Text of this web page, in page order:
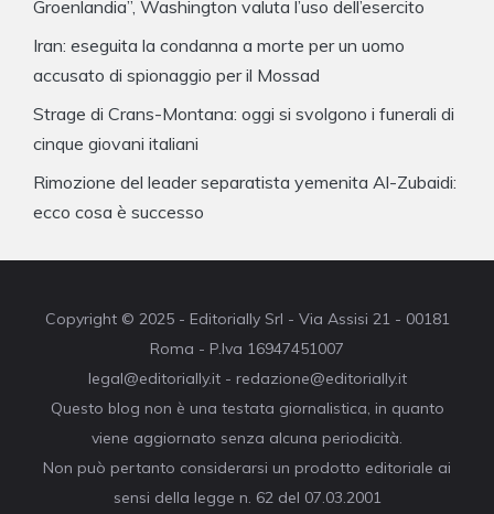
Groenlandia”, Washington valuta l’uso dell’esercito
Iran: eseguita la condanna a morte per un uomo
accusato di spionaggio per il Mossad
Strage di Crans-Montana: oggi si svolgono i funerali di
cinque giovani italiani
Rimozione del leader separatista yemenita Al-Zubaidi:
ecco cosa è successo
Copyright © 2025 - Editorially Srl - Via Assisi 21 - 00181
Roma - P.Iva 16947451007
legal@editorially.it - redazione@editorially.it
Questo blog non è una testata giornalistica, in quanto
viene aggiornato senza alcuna periodicità.
Non può pertanto considerarsi un prodotto editoriale ai
sensi della legge n. 62 del 07.03.2001